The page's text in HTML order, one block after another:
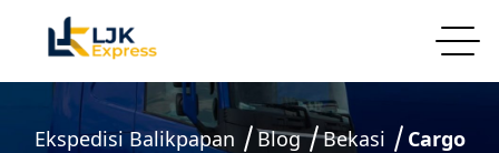
Ekspedisi Balikpapan Blog Bekasi
Cargo